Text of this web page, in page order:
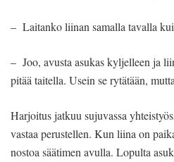
– Laitanko liinan samalla tavalla
– Joo, avusta asukas kyljelleen ja
pitää taitella. Usein se rytätään,
Harjoitus jatkuu sujuvassa
vastaa perustellen. Kun liina on
nostoa säätimen avulla. Lopulta